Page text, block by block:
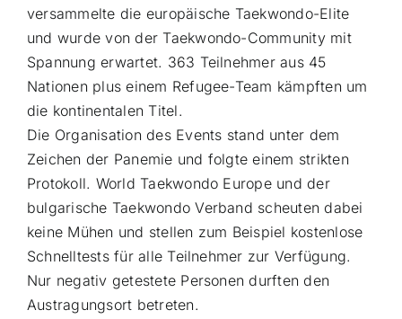
versammelte die europäische Taekwondo-Elite
und wurde von der Taekwondo-Community mit
Spannung erwartet. 363 Teilnehmer aus 45
Nationen plus einem Refugee-Team kämpften um
die kontinentalen Titel.
Die Organisation des Events stand unter dem
Zeichen der Panemie und folgte einem strikten
Protokoll. World Taekwondo Europe und der
bulgarische Taekwondo Verband scheuten dabei
keine Mühen und stellen zum Beispiel kostenlose
Schnelltests für alle Teilnehmer zur Verfügung.
Nur negativ getestete Personen durften den
Austragungsort betreten.